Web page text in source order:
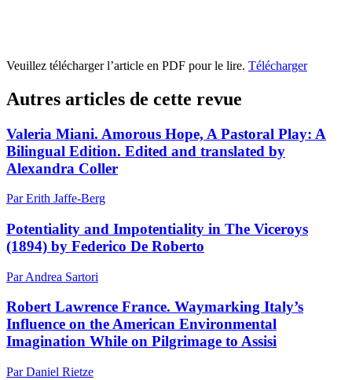
Veuillez télécharger l’article en PDF pour le lire. Télécharger
Autres articles de cette revue
Valeria Miani. Amorous Hope, A Pastoral Play: A
Bilingual Edition. Edited and translated by
Alexandra Coller
Par Erith Jaffe-Berg
Potentiality and Impotentiality in The Viceroys
(1894) by Federico De Roberto
Par Andrea Sartori
Robert Lawrence France. Waymarking Italy’s
Influence on the American Environmental
Imagination While on Pilgrimage to Assisi
Par Daniel Rietze